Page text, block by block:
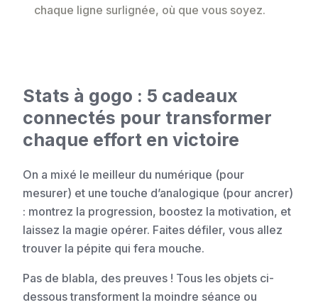
chaque ligne surlignée, où que vous soyez.
Stats à gogo : 5 cadeaux
connectés pour transformer
chaque effort en victoire
On a mixé le meilleur du numérique (pour
mesurer) et une touche d’analogique (pour ancrer)
: montrez la progression, boostez la motivation, et
laissez la magie opérer. Faites défiler, vous allez
trouver la pépite qui fera mouche.
Pas de blabla, des preuves ! Tous les objets ci-
dessous transforment la moindre séance ou